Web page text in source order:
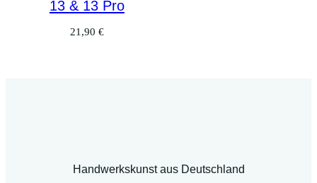
13 & 13 Pro
21,90 €
Handwerkskunst aus Deutschland